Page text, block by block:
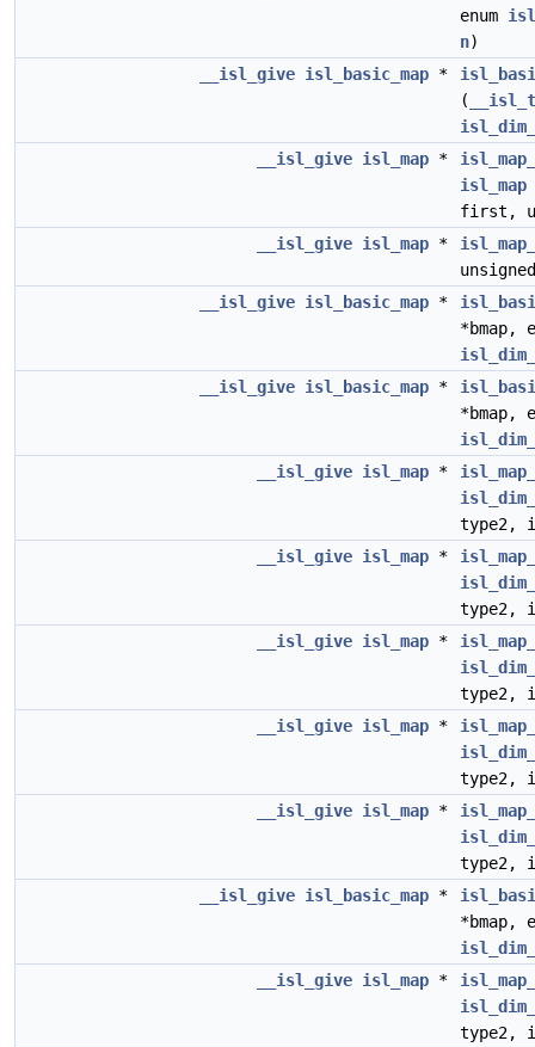
enum
n)
__isl_give isl_basic_map *
(
__isl_give isl_map *
isl_map
first,
__isl_give isl_map *
__isl_give isl_basic_map *
*bmap,
__isl_give isl_basic_map *
*bmap,
__isl_give isl_map *
type2,
__isl_give isl_map *
type2,
__isl_give isl_map *
type2,
__isl_give isl_map *
type2,
__isl_give isl_map *
type2,
__isl_give isl_basic_map *
*bmap,
__isl_give isl_map *
type2,